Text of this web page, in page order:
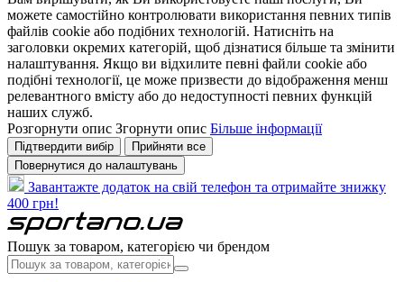
можете самостійно контролювати використання певних типів
файлів cookie або подібних технологій. Натисніть на
заголовки окремих категорій, щоб дізнатися більше та змінити
налаштування. Якщо ви відхилите певні файли cookie або
подібні технології, це може призвести до відображення менш
релевантного вмісту або до недоступності певних функцій
наших служб.
Розгорнути опис Згорнути опис Більше інформації
Підтвердити вибір
Прийняти все
Повернутися до налаштувань
Завантажте додаток на свій телефон та отримайте знижку
400 грн!
Пошук за товаром, категорією чи брендом